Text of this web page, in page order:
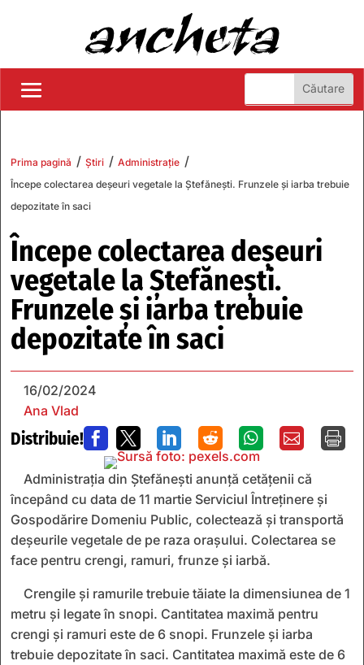
Prima pagină / Știri / Administrație /
Începe colectarea deșeuri vegetale la Ștefănești. Frunzele și iarba trebuie
depozitate în saci
Începe colectarea deșeuri
vegetale la Ștefănești.
Frunzele și iarba trebuie
depozitate în saci
16/02/2024
Ana Vlad
Distribuie!       
Administrația din Ștefănești anunță cetățenii că
începând cu data de 11 martie Serviciul Întreținere și
Gospodărire Domeniu Public, colectează și transportă
deșeurile vegetale de pe raza orașului. Colectarea se
face pentru crengi, ramuri, frunze și iarbă.
Crengile și ramurile trebuie tăiate la dimensiunea de 1
metru și legate în snopi. Cantitatea maximă pentru
crengi și ramuri este de 6 snopi. Frunzele și iarba
trebuie depozitate în saci. Cantitatea maximă este de 6